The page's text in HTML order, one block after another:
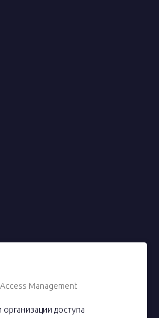
Management
доступа